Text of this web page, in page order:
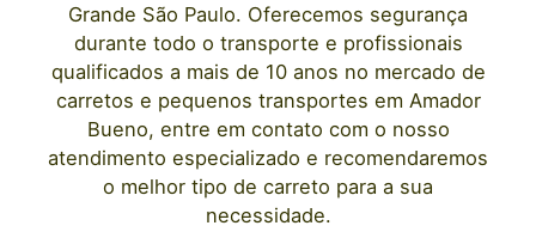
Grande São Paulo. Oferecemos segurança
durante todo o transporte e profissionais
qualificados a mais de 10 anos no mercado de
carretos e pequenos transportes em Amador
Bueno, entre em contato com o nosso
atendimento especializado e recomendaremos
o melhor tipo de carreto para a sua
necessidade.